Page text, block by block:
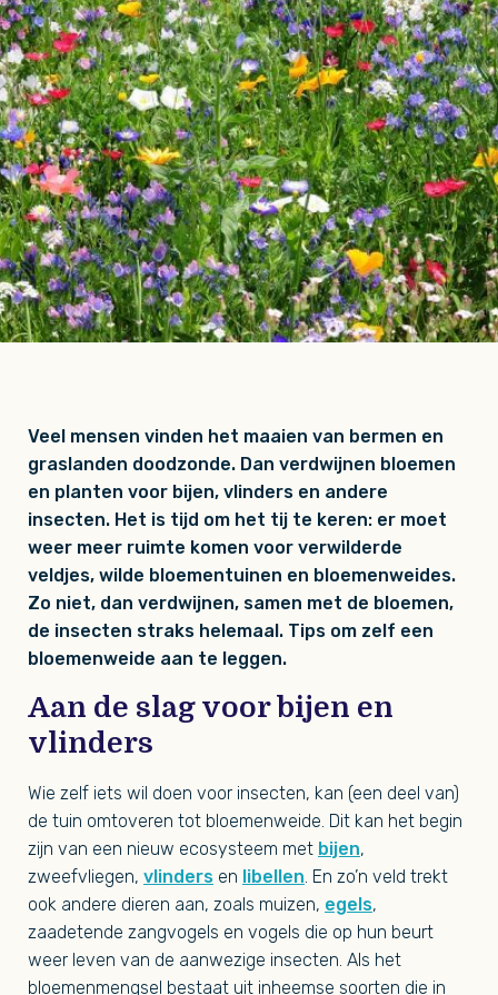
Veel mensen vinden het maaien van bermen en
graslanden doodzonde. Dan verdwijnen bloemen
en planten voor bijen, vlinders en andere
insecten. Het is tijd om het tij te keren: er moet
weer meer ruimte komen voor verwilderde
veldjes, wilde bloementuinen en bloemenweides.
Zo niet, dan verdwijnen, samen met de bloemen,
de insecten straks helemaal. Tips om zelf een
bloemenweide aan te leggen.
Aan de slag voor bijen en
vlinders
Wie zelf iets wil doen voor insecten, kan (een deel van)
de tuin omtoveren tot bloemenweide. Dit kan het begin
zijn van een nieuw ecosysteem met bijen,
zweefvliegen, vlinders en libellen. En zo’n veld trekt
ook andere dieren aan, zoals muizen, egels,
zaadetende zangvogels en vogels die op hun beurt
weer leven van de aanwezige insecten. Als het
bloemenmengsel bestaat uit inheemse soorten die in